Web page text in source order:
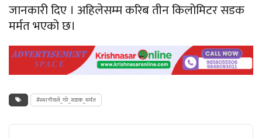
जानकारी दिए । अहिलेसम्म करिब तीन किलोमिटर सडक
मर्मत भएको छ।
#स्थानीयले_गरे_सडक_मर्मत